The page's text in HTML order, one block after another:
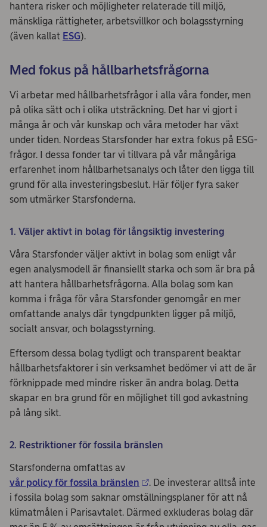
hantera risker och möjligheter relaterade till miljö,
mänskliga rättigheter, arbetsvillkor och bolagsstyrning
(även kallat ESG).
Med fokus på hållbarhetsfrågorna
Vi arbetar med hållbarhetsfrågor i alla våra fonder, men
på olika sätt och i olika utsträckning. Det har vi gjort i
många år och vår kunskap och våra metoder har växt
under tiden. Nordeas Starsfonder har extra fokus på ESG-
frågor. I dessa fonder tar vi tillvara på vår mångåriga
erfarenhet inom hållbarhetsanalys och låter den ligga till
grund för alla investeringsbeslut. Här följer fyra saker
som utmärker Starsfonderna.
1. Väljer aktivt in bolag för långsiktig investering
Våra Starsfonder väljer aktivt in bolag som enligt vår
egen analysmodell är finansiellt starka och som är bra på
att hantera hållbarhetsfrågorna. Alla bolag som kan
komma i fråga för våra Starsfonder genomgår en mer
omfattande analys där tyngdpunkten ligger på miljö,
socialt ansvar, och bolagsstyrning.
Eftersom dessa bolag tydligt och transparent beaktar
hållbarhetsfaktorer i sin verksamhet bedömer vi att de är
förknippade med mindre risker än andra bolag. Detta
skapar en bra grund för en möjlighet till god avkastning
på lång sikt.
2. Restriktioner för fossila bränslen
Starsfonderna omfattas av
vår policy för fossila bränslen
. De investerar alltså inte
i fossila bolag som saknar omställningsplaner för att nå
klimatmålen i Parisavtalet. Därmed exkluderas bolag där